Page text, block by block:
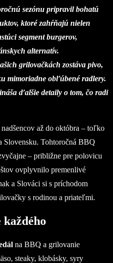
sezónu pripravil bohatú
ktoré zahŕňajú nielen
segment burgerov,
alternatív.
grilovačkách zostáva pivo,
mimoriadne obľúbené radlery.
ďalšie detaily o tom, čo radi
až do októbra – toľko
Slovensku. Tohtoročná BBQ
– približne pre polovicu
ovplyvnilo premenlivé
a Slováci si s príchodom
s rodinou a priateľmi.
na BBQ a grilovanie
steaky, klobásky, syry